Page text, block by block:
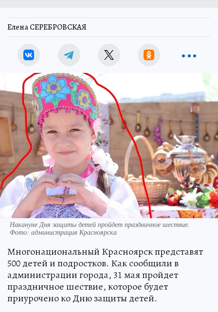
Елена СЕРЕБРОВСКАЯ
Накануне Дня защиты детей пройдет праздничное шествие.
Фото: администрация Красноярска
Многонациональный Красноярск представят
500 детей и подростков. Как сообщили в
администрации города, 31 мая пройдет
праздничное шествие, которое будет
приурочено ко Дню защиты детей.